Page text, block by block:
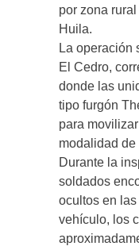
por zona
Huila.
La operación
El Cedro,
donde las
tipo furgón
para
modalidad de
Durante la
soldados
ocultos en las
vehículo, los